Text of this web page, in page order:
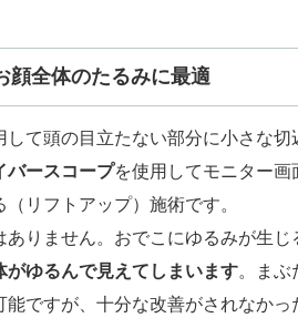
顔全体のたるみに最適
て頭の目立たない部分に小さな切
バースコープを使用してモニター画
リフトアップ）施術です。
りません。おでこにゆるみが生じ
ゆるんで見えてしまいます。まぶ
ですが、十分な改善がされなかっ